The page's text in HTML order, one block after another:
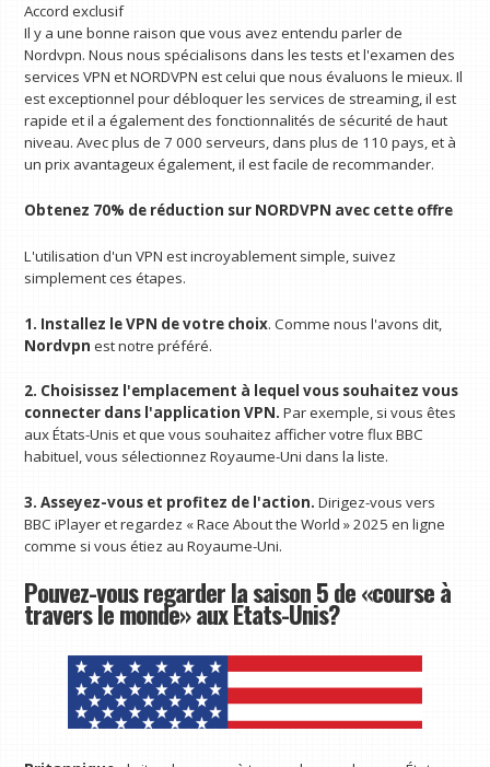
Accord exclusif
Il y a une bonne raison que vous avez entendu parler de
Nordvpn. Nous nous spécialisons dans les tests et l'examen des
services VPN et NORDVPN est celui que nous évaluons le mieux. Il
est exceptionnel pour débloquer les services de streaming, il est
rapide et il a également des fonctionnalités de sécurité de haut
niveau. Avec plus de 7 000 serveurs, dans plus de 110 pays, et à
un prix avantageux également, il est facile de recommander.
Obtenez 70% de réduction sur NORDVPN avec cette offre
L'utilisation d'un VPN est incroyablement simple, suivez
simplement ces étapes.
1. Installez le VPN de votre choix. Comme nous l'avons dit,
Nordvpn est notre préféré.
2. Choisissez l'emplacement à lequel vous souhaitez vous
connecter dans l'application VPN.Par exemple, si vous êtes
aux États-Unis et que vous souhaitez afficher votre flux BBC
habituel, vous sélectionnez Royaume-Uni dans la liste.
3. Asseyez-vous et profitez de l'action.Dirigez-vous vers
BBC iPlayer et regardez « Race About the World » 2025 en ligne
comme si vous étiez au Royaume-Uni.
Pouvez-vous regarder la saison 5 de «course à
travers le monde» aux États-Unis?